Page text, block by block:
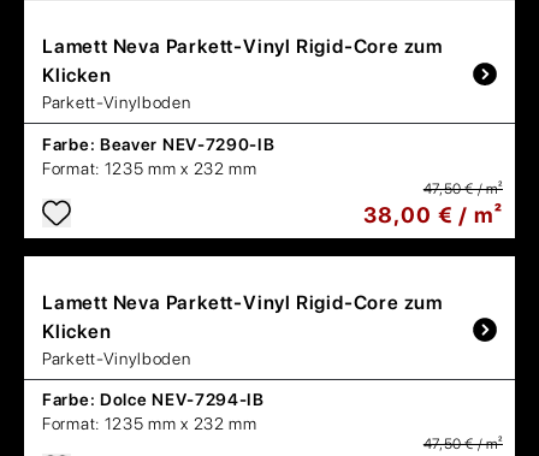
Lamett Neva Parkett-Vinyl Rigid-Core zum
Klicken
Parkett-Vinylboden
Farbe: Beaver NEV-7290-IB
Format: 1235 mm x 232 mm
47,50 € / m²
38,00 € / m²
Lamett Neva Parkett-Vinyl Rigid-Core zum
Klicken
Parkett-Vinylboden
Farbe: Dolce NEV-7294-IB
Format: 1235 mm x 232 mm
47,50 € / m²